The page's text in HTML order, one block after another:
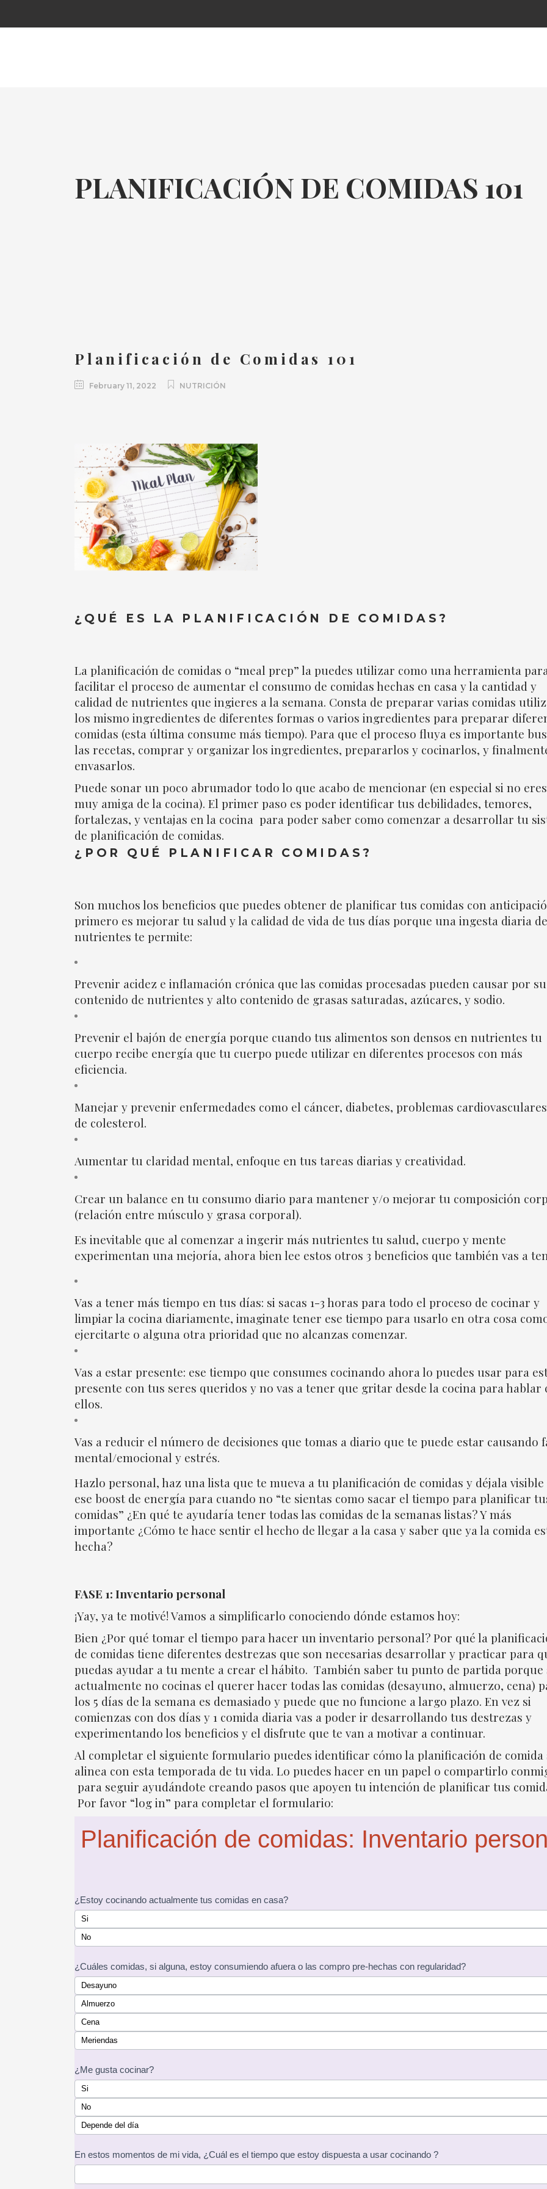
PLANIFICACIÓN DE COMIDAS 101
Planificación de Comidas 101
February 11, 2022 NUTRICIÓN
¿QUÉ ES LA PLANIFICACIÓN DE COMIDAS?
La planificación de comidas o “meal prep” la puedes utilizar como una herramienta para
facilitar el proceso de aumentar el consumo de comidas hechas en casa y la cantidad y
calidad de nutrientes que ingieres a la semana. Consta de preparar varias comidas
los mismo ingredientes de diferentes formas o varios ingredientes para preparar
comidas (esta última consume más tiempo). Para que el proceso fluya es importante
las recetas, comprar y organizar los ingredientes, prepararlos y cocinarlos, y
envasarlos.
Puede sonar un poco abrumador todo lo que acabo de mencionar (en especial si no eres
muy amiga de la cocina). El primer paso es poder identificar tus debilidades, temores,
fortalezas, y ventajas en la cocina para poder saber como comenzar a desarrollar tu
de planificación de comidas.
¿POR QUÉ PLANIFICAR COMIDAS?
Son muchos los beneficios que puedes obtener de planificar tus comidas con
primero es mejorar tu salud y la calidad de vida de tus días porque una ingesta diaria de
nutrientes te permite:
Prevenir acidez e inflamación crónica que las comidas procesadas pueden causar por
contenido de nutrientes y alto contenido de grasas saturadas, azúcares, y sodio.
Prevenir el bajón de energía porque cuando tus alimentos son densos en nutrientes tu
cuerpo recibe energía que tu cuerpo puede utilizar en diferentes procesos con más
eficiencia.
Manejar y prevenir enfermedades como el cáncer, diabetes, problemas
de colesterol.
Aumentar tu claridad mental, enfoque en tus tareas diarias y creatividad.
Crear un balance en tu consumo diario para mantener y/o mejorar tu composición
(relación entre músculo y grasa corporal).
Es inevitable que al comenzar a ingerir más nutrientes tu salud, cuerpo y mente
experimentan una mejoría, ahora bien lee estos otros 3 beneficios que también vas a
Vas a tener más tiempo en tus días: si sacas 1-3 horas para todo el proceso de cocinar y
limpiar la cocina diariamente, imaginate tener ese tiempo para usarlo en otra cosa
ejercitarte o alguna otra prioridad que no alcanzas comenzar.
Vas a estar presente: ese tiempo que consumes cocinando ahora lo puedes usar para
presente con tus seres queridos y no vas a tener que gritar desde la cocina para hablar
ellos.
Vas a reducir el número de decisiones que tomas a diario que te puede estar causando
mental/emocional y estrés.
Hazlo personal, haz una lista que te mueva a tu planificación de comidas y déjala visible
ese boost de energía para cuando no “te sientas como sacar el tiempo para planificar
comidas” ¿En qué te ayudaría tener todas las comidas de la semanas listas? Y más
importante ¿Cómo te hace sentir el hecho de llegar a la casa y saber que ya la comida
hecha?
FASE 1: Inventario personal
¡Yay, ya te motivé! Vamos a simplificarlo conociendo dónde estamos hoy:
Bien ¿Por qué tomar el tiempo para hacer un inventario personal? Por qué la
de comidas tiene diferentes destrezas que son necesarias desarrollar y practicar para
puedas ayudar a tu mente a crear el hábito. También saber tu punto de partida porque
actualmente no cocinas el querer hacer todas las comidas (desayuno, almuerzo, cena)
los 5 días de la semana es demasiado y puede que no funcione a largo plazo. En vez si
comienzas con dos días y 1 comida diaria vas a poder ir desarrollando tus destrezas y
experimentando los beneficios y el disfrute que te van a motivar a continuar.
Al completar el siguiente formulario puedes identificar cómo la planificación de comida
alinea con esta temporada de tu vida. Lo puedes hacer en un papel o compartirlo
para seguir ayudándote creando pasos que apoyen tu intención de planificar tus
Por favor “log in” para completar el formulario:
Planificación de comidas: Inventario
¿Estoy cocinando actualmente tus comidas en casa?
Si
No
¿Cuáles comidas, si alguna, estoy consumiendo afuera o las compro pre-hechas con regularidad?
Desayuno
Almuerzo
Cena
Meriendas
¿Me gusta cocinar?
Si
No
Depende del día
En estos momentos de mi vida, ¿Cuál es el tiempo que estoy dispuesta a usar cocinando ?
If
you
are
human,
leave
this
field
blank.